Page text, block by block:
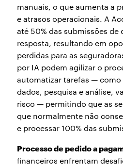
manuais, o que aumenta a
e atrasos operacionais. A
até 50% das submissões
resposta, resultando em
perdidas para as
por IA podem agilizar o
automatizar tarefas — como
dados, pesquisa e análise,
risco — permitindo que as
que normalmente não
e processar 100% das
Processo de pedido a
financeiros enfrentam